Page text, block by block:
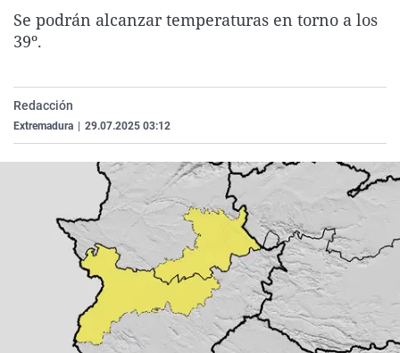
La rosa de los vientos
Caso
Extremadura
País Vasco
Virales
Se podrán alcanzar temperaturas en torno a los
39º.
Redacción
Extremadura 29.07.2025 03:12